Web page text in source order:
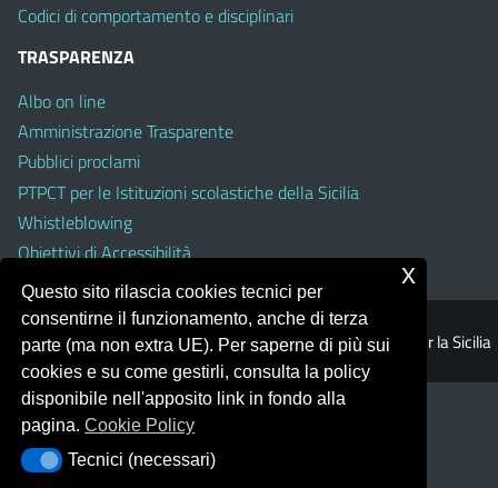
Codici di comportamento e disciplinari
TRASPARENZA
Albo on line
Amministrazione Trasparente
Pubblici proclami
PTPCT per le Istituzioni scolastiche della Sicilia
Whistleblowing
Obiettivi di Accessibilità
© 2026 Ufficio Scolastico Regionale per la Sicilia
Questo sito rilascia cookies tecnici per
consentirne il funzionamento, anche di terza
parte (ma non extra UE). Per saperne di più sui
cookies e su come gestirli, consulta la policy
disponibile nell'apposito link in fondo alla
pagina.Cookie Policy
Tecnici (necessari)
Tecnici (necessari)
x